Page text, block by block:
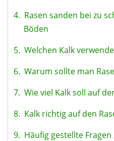
4. Rasen sanden bei zu
Böden
5. Welchen Kalk
6. Warum sollte man
7. Wie viel Kalk soll auf
8. Kalk richtig auf den
9. Häufig gestellte Fragen